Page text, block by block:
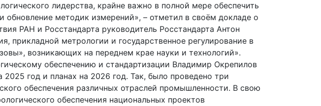
лидерства, крайне важно в полной мере обеспечить
обновление методик измерений», – отметил в своём докладе о
РАН и Росстандарта руководитель Росстандарта Антон
прикладной метрологии и государственное регулирование в
возникающих на переднем крае науки и технологий».
обеспечению и стандартизации Владимир Окрепилов
год и планах на 2026 год. Так, было проведено три
обеспечения различных отраслей промышленности. В свою
обеспечения национальных проектов